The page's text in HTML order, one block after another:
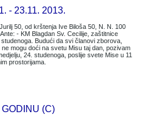
- 23.11. 2013.
50, od krštenja Ive Biloša 50, N. N. 100
- KM Blagdan Sv. Cecilije, zaštitnice
Budući da svi članovi zborova,
mogu doći na svetu Misu taj dan, pozivam
24. studenoga, poslije svete Mise u 11
prostorijama.
(C)